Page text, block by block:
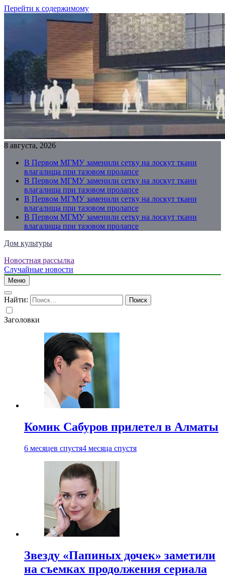
Перейти к содержимому
8 августа, 2026
В Первом МГМУ заменили сетку на лоскут ткани
влагалища при тазовом пролапсе
В Первом МГМУ заменили сетку на лоскут ткани
влагалища при тазовом пролапсе
В Первом МГМУ заменили сетку на лоскут ткани
влагалища при тазовом пролапсе
В Первом МГМУ заменили сетку на лоскут ткани
влагалища при тазовом пролапсе
Дом культуры
Just another WordPress site
Новостная рассылка
Случайные новости
Меню
Найти:
Заголовки
Комик Сабуров прилетел в Алматы
6 месяцев спустя4 месяца спустя
Звезду «Папиных дочек» заметили
на съемках продолжения сериала